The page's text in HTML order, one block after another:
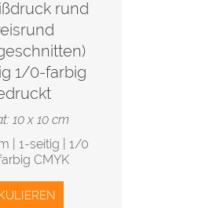
rund
1/0-farbig
10 x 10 cm
| 1-seitig | 1/0
CMYK